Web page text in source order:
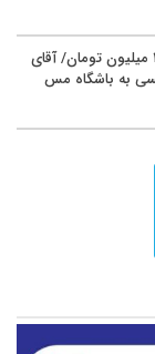
مدیر غیربومی با دستمزد روزانه ۲۳ میلیون تومان/ آقای
به باشگاه مس